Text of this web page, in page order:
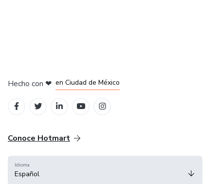
Hecho con ❤ en Ciudad de México
Conoce Hotmart
Idioma
Español